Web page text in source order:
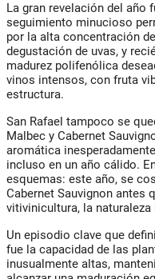
La gran revelación del año
seguimiento minucioso
por la alta concentración
degustación de uvas, y
madurez polifenólica
vinos intensos, con fruta
estructura.
San Rafael tampoco se
Malbec y Cabernet
aromática
incluso en un año cálido.
esquemas: este año, se
Cabernet Sauvignon antes
vitivinicultura, la naturaleza
Un episodio clave que
fue la capacidad de las
inusualmente altas,